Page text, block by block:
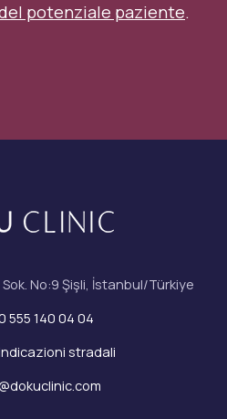
potenziale paziente.
No:9 Şişli, İstanbul/Türkiye
555 140 04 04
stradali